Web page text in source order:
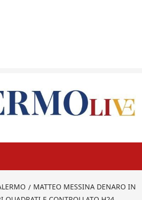
MATTEO MESSINA DENARO IN